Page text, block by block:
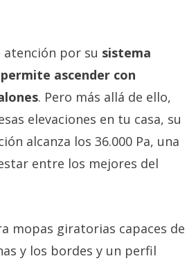
atención por su sistema
ascender con
. Pero más allá de ello,
elevaciones en tu casa, su
alcanza los 36.000 Pa, una
entre los mejores del
mopas giratorias capaces de
y los bordes y un perfil